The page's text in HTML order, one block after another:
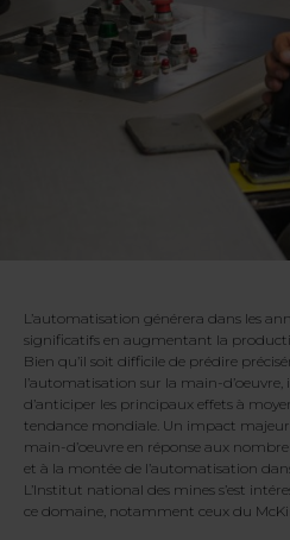
L’automatisation générera dans les
significatifs en augmentant la
Bien qu’il soit difficile de prédire
l’automatisation sur la main-
d’anticiper les principaux effets à
tendance mondiale. Un impact
main-d’oeuvre en réponse aux
et à la montée de l’automatisation
L’Institut national des mines s’est
ce domaine, notamment ceux du